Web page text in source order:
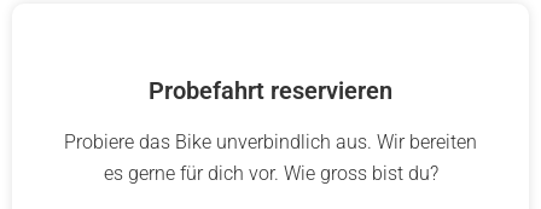
Probefahrt reservieren
Probiere das Bike unverbindlich aus. Wir bereiten
es gerne für dich vor. Wie gross bist du?